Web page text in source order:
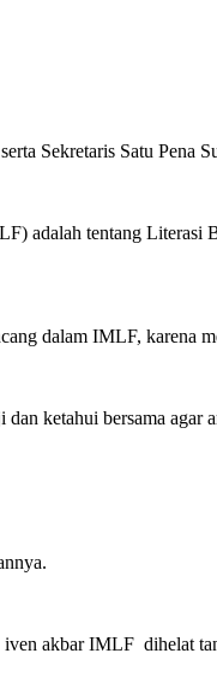
Sekretaris Satu Pena
adalah tentang Literasi
dalam IMLF, karena
ketahui bersama agar
akbar IMLF dihelat